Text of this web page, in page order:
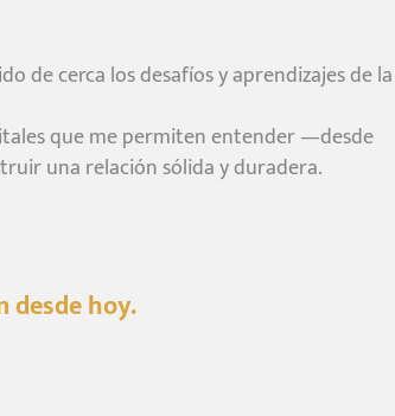
de cerca los desafíos y aprendizajes de la
que me permiten entender —desde
una relación sólida y duradera.
desde hoy.